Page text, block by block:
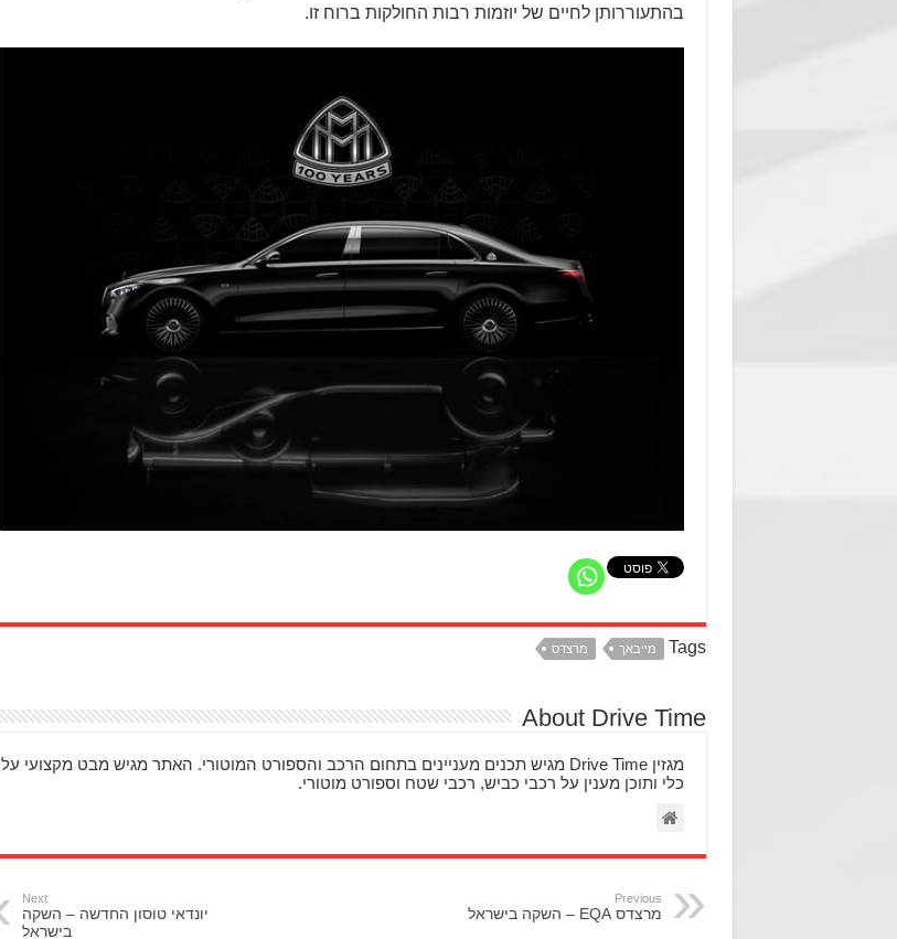
בהתעוררותן לחיים של יוזמות רבות החולקות ברוח זו.
Tags מייבאך מרצדס
About Drive Time
מגזין Drive Time מגיש תכנים מעניינים בתחום הרכב והספורט המוטורי. האתר מגיש מבט מקצועי על
כלי ותוכן מענין על רכבי כביש, רכבי שטח וספורט מוטורי.
Previous
מרצדס EQA – השקה בישראל
Next
יונדאי טוסון החדשה – השקה
בישראל